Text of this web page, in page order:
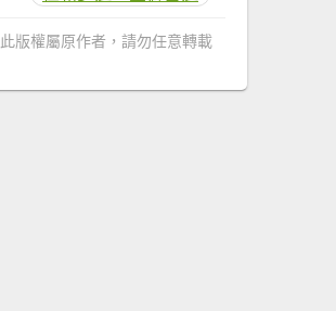
此版權屬原作者，請勿任意轉載